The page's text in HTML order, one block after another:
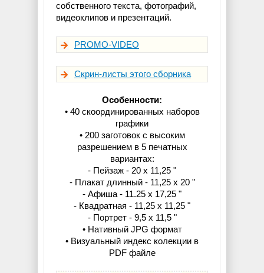
собственного текста, фотографий,
видеоклипов и презентаций.
PROMO-VIDEO
Скрин-листы этого сборника
Особенности:
• 40 скоординированных наборов
графики
• 200 заготовок с высоким
разрешением в 5 печатных
вариантах:
- Пейзаж - 20 х 11,25 "
- Плакат длинный - 11,25 х 20 "
- Афиша - 11.25 х 17,25 "
- Квадратная - 11,25 х 11,25 "
- Портрет - 9,5 х 11,5 "
• Нативный JPG формат
• Визуальный индекс колекции в
PDF файле